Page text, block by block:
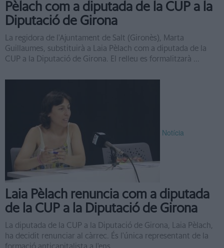
Pèlach com a diputada de la CUP a la
Diputació de Girona
La regidora de l'Ajuntament de Salt (Gironès), Marta
Guillaumes, substituirà a Laia Pèlach com a diputada de la
CUP a la Diputació de Girona. El relleu es formalitzarà ...
Notícia
Laia Pèlach renuncia com a diputada
de la CUP a la Diputació de Girona
La diputada de la CUP a la Diputació de Girona, Laia Pèlach,
ha decidit renunciar al càrrec. És l'única representant de la